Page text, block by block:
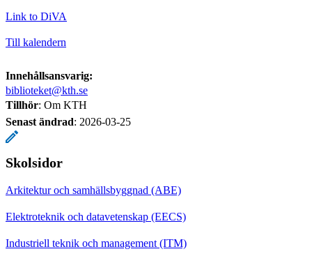
Link to DiVA
Till kalendern
Innehållsansvarig:
biblioteket@kth.se
Tillhör: Om KTH
Senast ändrad: 2026-03-25
Skolsidor
Arkitektur och samhällsbyggnad (ABE)
Elektroteknik och datavetenskap (EECS)
Industriell teknik och management (ITM)